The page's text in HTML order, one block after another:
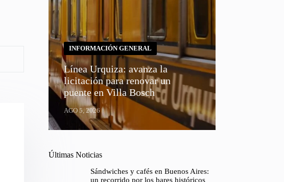
INFORMACIÓN GENERAL
Línea Urquiza: avanza la
licitación para renovar un
puente en Villa Bosch
AGO 5, 2026
Últimas Noticias
Sándwiches y cafés en Buenos Aires:
un recorrido por los bares históricos